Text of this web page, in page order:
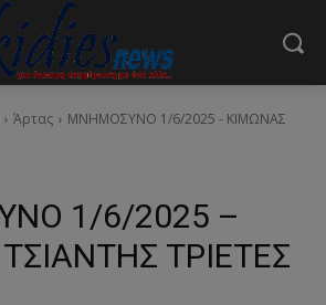
Άρτας
ΜΝΗΜΟΣΥΝΟ 1/6/2025 - ΚΙΜΩΝΑΣ
1/6/2025 –
ΤΡΙΕΤΕΣ